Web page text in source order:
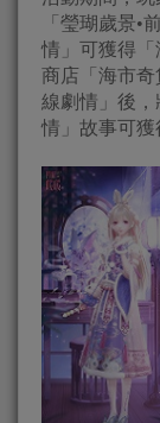
「瑩瑚歲景•
情」可獲得
商店「海市
線劇情」後，
情」故事可獲